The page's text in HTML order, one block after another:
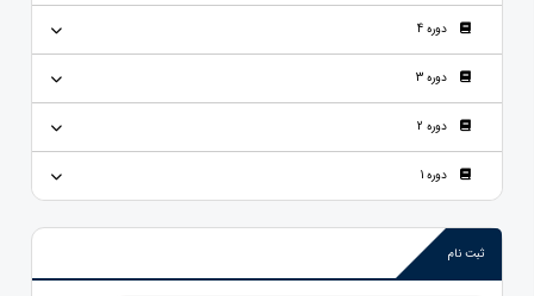
دوره 4
دوره 3
دوره 2
دوره 1
ثبت نام